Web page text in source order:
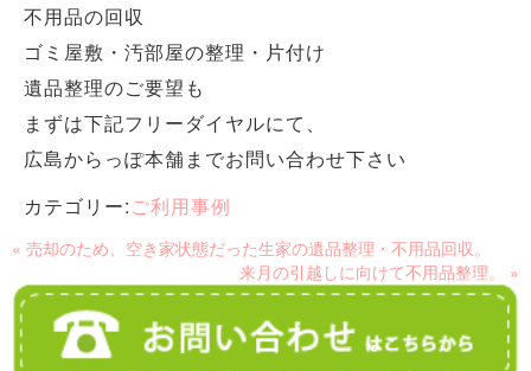
不用品の回収
ゴミ屋敷・汚部屋の整理・片付け
遺品整理のご要望も
まずは下記フリーダイヤルにて、
広島からっぽ本舗までお問い合わせ下さい
カテゴリー:ご利用事例
« 売却のため、空き家状態だった生家の遺品整理・不用品回収。
来月の引越しに向けて不用品整理。 »